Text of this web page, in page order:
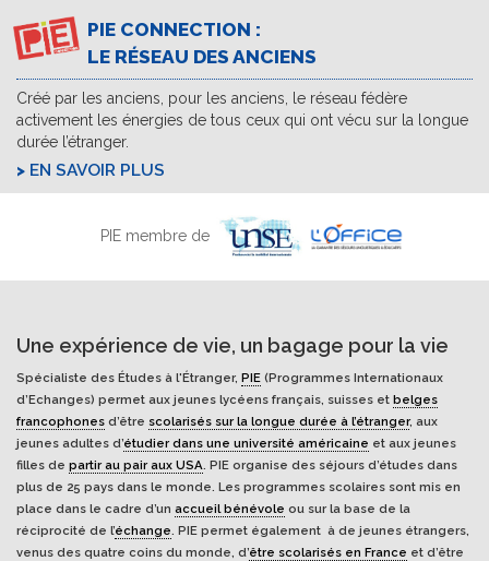
PIE CONNECTION :
LE RÉSEAU DES ANCIENS
Créé par les anciens, pour les anciens, le réseau fédère
activement les énergies de tous ceux qui ont vécu sur la longue
durée l’étranger.
EN SAVOIR PLUS
PIE membre de
Une expérience de vie, un bagage pour la vie
Spécialiste des Études à l'Étranger, PIE (Programmes Internationaux
d’Echanges) permet aux jeunes lycéens français, suisses et belges
francophones d’être scolarisés sur la longue durée à l’étranger, aux
jeunes adultes d’étudier dans une université américaine et aux jeunes
filles de partir au pair aux USA. PIE organise des séjours d’études dans
plus de 25 pays dans le monde. Les programmes scolaires sont mis en
place dans le cadre d’un accueil bénévole ou sur la base de la
réciprocité de l’échange. PIE permet également à de jeunes étrangers,
venus des quatre coins du monde, d’être scolarisés en France et d’être